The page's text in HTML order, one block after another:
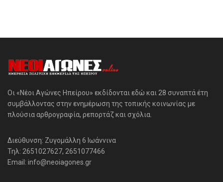
Οι «Νέοι Αγώνες Ηπείρου» εκδίδονται εδώ και 28 συναπτά έτη
συμβάλλοντας στην ενημέρωση της τοπικής κοινωνίας με
πλούσια αρθρογραφία, ρεπορτάζ και σχόλια.
Διεύθυνση: Ζυγομάλλη 6 Ιωάννινα
Τηλ: 2651027627, 2651077466
Email: info@neoiagones.gr